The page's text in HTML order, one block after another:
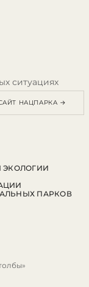
ситуациях
НАЦПАРКА →
ЭКОЛОГИИ
ПАРКОВ